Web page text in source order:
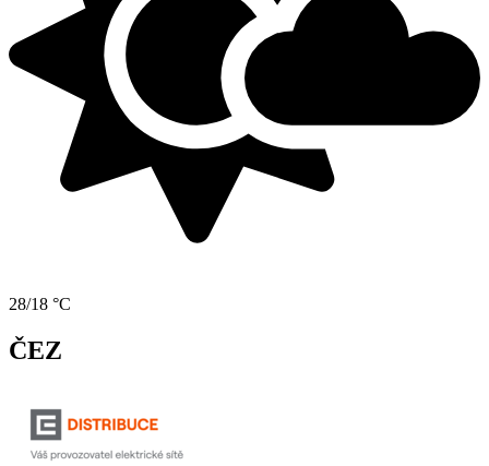
28/18 °C
ČEZ